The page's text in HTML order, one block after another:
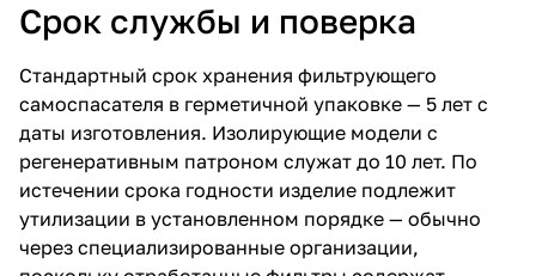
Срок службы и поверка
Стандартный срок хранения фильтрующего
самоспасателя в герметичной упаковке — 5 лет с
даты изготовления. Изолирующие модели с
регенеративным патроном служат до 10 лет. По
истечении срока годности изделие подлежит
утилизации в установленном порядке — обычно
через специализированные организации,